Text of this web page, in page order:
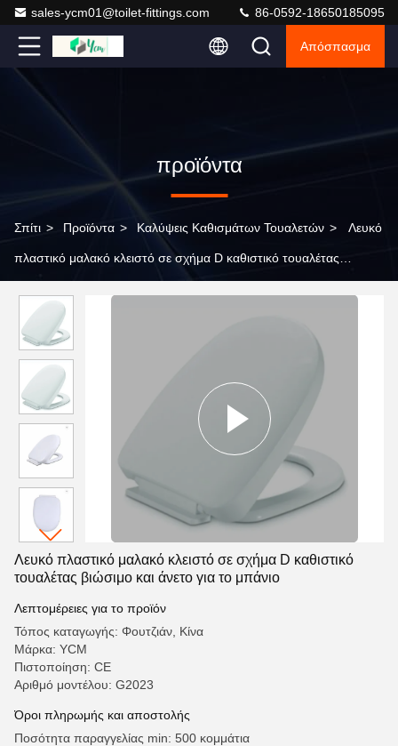
sales-ycm01@toilet-fittings.com 86-0592-18650185095
Απόσπασμα
προϊόντα
Σπίτι > Προϊόντα > Καλύψεις Καθισμάτων Τουαλετών > Λευκό
πλαστικό μαλακό κλειστό σε σχήμα D καθιστικό τουαλέτας
Λευκό πλαστικό μαλακό κλειστό σε σχήμα D καθιστικό
τουαλέτας βιώσιμο και άνετο για το μπάνιο
Λεπτομέρειες για το προϊόν
Τόπος καταγωγής: Φουτζιάν, Κίνα
Μάρκα: YCM
Πιστοποίηση: CE
Αριθμό μοντέλου: G2023
Όροι πληρωμής και αποστολής
Ποσότητα παραγγελίας min: 500 κομμάτια